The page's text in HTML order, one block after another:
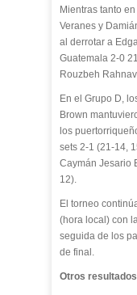
Mientras tanto
Veranes y
al derrotar a
Guatemala 2-0
Rouzbeh
En el Grupo D,
Brown
los
sets 2-1 (21-14,
Caymán Jesario
12).
El torneo
(hora local) con
seguida de los
de final.
Otros